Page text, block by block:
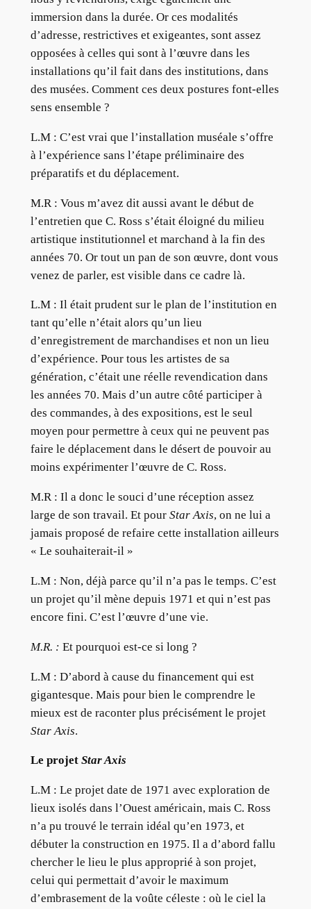
immersion dans la durée. Or ces modalités
d’adresse, restrictives et exigeantes, sont assez
opposées à celles qui sont à l’œuvre dans les
installations qu’il fait dans des institutions, dans
des musées. Comment ces deux postures font-elles
sens ensemble ?
L.M : C’est vrai que l’installation muséale s’offre
à l’expérience sans l’étape préliminaire des
préparatifs et du déplacement.
M.R : Vous m’avez dit aussi avant le début de
l’entretien que C. Ross s’était éloigné du milieu
artistique institutionnel et marchand à la fin des
années 70. Or tout un pan de son œuvre, dont vous
venez de parler, est visible dans ce cadre là.
L.M : Il était prudent sur le plan de l’institution en
tant qu’elle n’était alors qu’un lieu
d’enregistrement de marchandises et non un lieu
d’expérience. Pour tous les artistes de sa
génération, c’était une réelle revendication dans
les années 70. Mais d’un autre côté participer à
des commandes, à des expositions, est le seul
moyen pour permettre à ceux qui ne peuvent pas
faire le déplacement dans le désert de pouvoir au
moins expérimenter l’œuvre de C. Ross.
M.R : Il a donc le souci d’une réception assez
large de son travail. Et pour Star Axis, on ne lui a
jamais proposé de refaire cette installation ailleurs
« Le souhaiterait-il »
L.M : Non, déjà parce qu’il n’a pas le temps. C’est
un projet qu’il mène depuis 1971 et qui n’est pas
encore fini. C’est l’œuvre d’une vie.
M.R. : Et pourquoi est-ce si long ?
L.M : D’abord à cause du financement qui est
gigantesque. Mais pour bien le comprendre le
mieux est de raconter plus précisément le projet
Star Axis.
Le projet Star Axis
L.M : Le projet date de 1971 avec exploration de
lieux isolés dans l’Ouest américain, mais C. Ross
n’a pu trouvé le terrain idéal qu’en 1973, et
débuter la construction en 1975. Il a d’abord fallu
chercher le lieu le plus approprié à son projet,
celui qui permettait d’avoir le maximum
d’embrasement de la voûte céleste : où le ciel la